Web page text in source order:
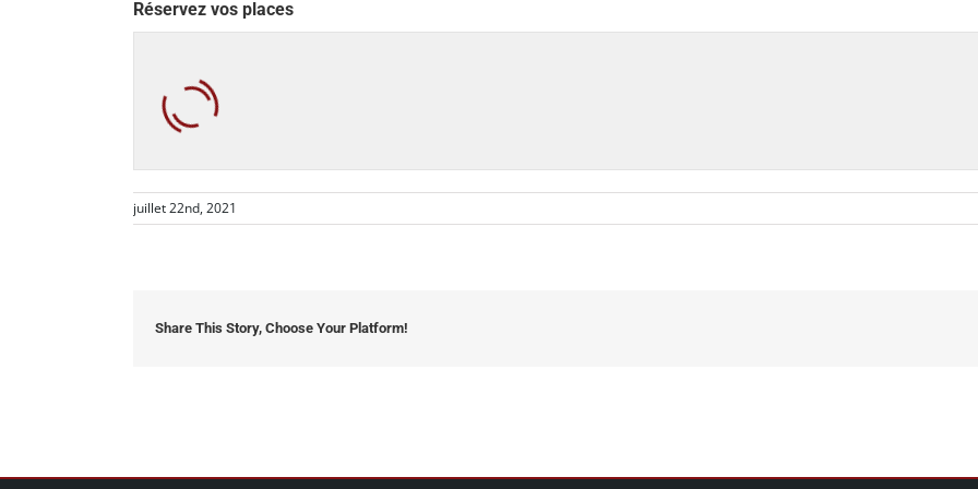
Réservez vos places
juillet 22nd, 2021
Share This Story, Choose Your Platform!